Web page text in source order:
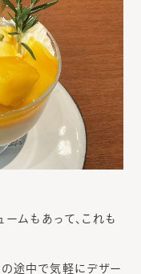
ムもあって、これも
の途中で気軽にデザー